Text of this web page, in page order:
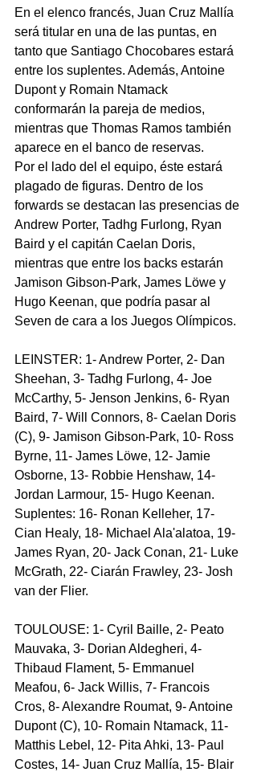
En el elenco francés, Juan Cruz Mallía
será titular en una de las puntas, en
tanto que Santiago Chocobares estará
entre los suplentes. Además, Antoine
Dupont y Romain Ntamack
conformarán la pareja de medios,
mientras que Thomas Ramos también
aparece en el banco de reservas.
Por el lado del el equipo, éste estará
plagado de figuras. Dentro de los
forwards se destacan las presencias de
Andrew Porter, Tadhg Furlong, Ryan
Baird y el capitán Caelan Doris,
mientras que entre los backs estarán
Jamison Gibson-Park, James Löwe y
Hugo Keenan, que podría pasar al
Seven de cara a los Juegos Olímpicos.
LEINSTER: 1- Andrew Porter, 2- Dan
Sheehan, 3- Tadhg Furlong, 4- Joe
McCarthy, 5- Jenson Jenkins, 6- Ryan
Baird, 7- Will Connors, 8- Caelan Doris
(C), 9- Jamison Gibson-Park, 10- Ross
Byrne, 11- James Löwe, 12- Jamie
Osborne, 13- Robbie Henshaw, 14-
Jordan Larmour, 15- Hugo Keenan.
Suplentes: 16- Ronan Kelleher, 17-
Cian Healy, 18- Michael Ala'alatoa, 19-
James Ryan, 20- Jack Conan, 21- Luke
McGrath, 22- Ciarán Frawley, 23- Josh
van der Flier.
TOULOUSE: 1- Cyril Baille, 2- Peato
Mauvaka, 3- Dorian Aldegheri, 4-
Thibaud Flament, 5- Emmanuel
Meafou, 6- Jack Willis, 7- Francois
Cros, 8- Alexandre Roumat, 9- Antoine
Dupont (C), 10- Romain Ntamack, 11-
Matthis Lebel, 12- Pita Ahki, 13- Paul
Costes, 14- Juan Cruz Mallía, 15- Blair